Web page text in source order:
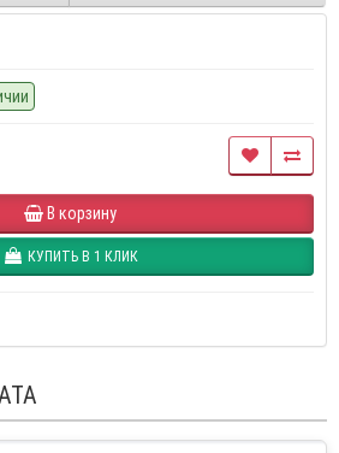
В корзину
КУПИТЬ В 1 КЛИК